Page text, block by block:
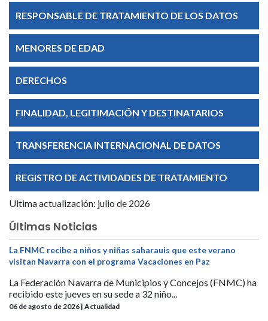
RESPONSABLE DE TRATAMIENTO DE LOS DATOS
MENORES DE EDAD
DERECHOS
FINALIDAD, LEGITIMACIÓN Y DESTINATARIOS
TRANSFERENCIA INTERNACIONAL DE DATOS
REGISTRO DE ACTIVIDADES DE TRATAMIENTO
Ultima actualización: julio de 2026
Últimas Noticias
La FNMC recibe a niños y niñas saharauis que este verano
visitan Navarra con el programa Vacaciones en Paz
La Federación Navarra de Municipios y Concejos (FNMC) ha
recibido este jueves en su sede a 32 niño...
06 de agosto de 2026 | Actualidad